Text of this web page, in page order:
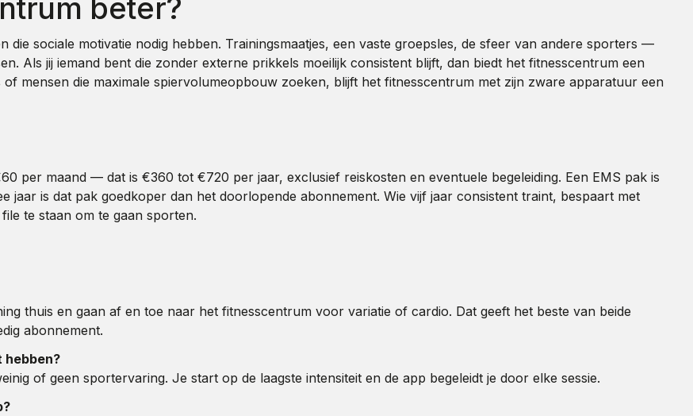
beter?
die sociale motivatie nodig hebben. Trainingsmaatjes, een vaste groepsles, de sfeer van andere sporters —
Als jij iemand bent die zonder externe prikkels moeilijk consistent blijft, dan biedt het fitnesscentrum een
mensen die maximale spiervolumeopbouw zoeken, blijft het fitnesscentrum met zijn zware apparatuur een
per maand — dat is €360 tot €720 per jaar, exclusief reiskosten en eventuele begeleiding. Een EMS pak is
jaar is dat pak goedkoper dan het doorlopende abonnement. Wie vijf jaar consistent traint, bespaart met
te staan om te gaan sporten.
thuis en gaan af en toe naar het fitnesscentrum voor variatie of cardio. Dat geeft het beste van beide
abonnement.
hebben?
of geen sportervaring. Je start op de laagste intensiteit en de app begeleidt je door elke sessie.